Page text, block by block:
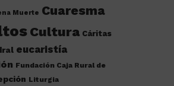
Muerte Cuaresma
Cultura Cáritas
eucaristía
Fundación Caja Rural de
Liturgia